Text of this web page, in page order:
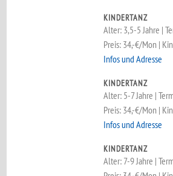
KINDERTANZ
Alter: 3,5-5 Jahre |
Preis: 34,-€/Mon |
Infos und Adresse
KINDERTANZ
Alter: 5-7 Jahre |
Preis: 34,-€/Mon |
Infos und Adresse
KINDERTANZ
Alter: 7-9 Jahre |